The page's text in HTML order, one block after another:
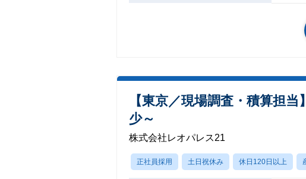
【東京／現場調査・積算担
少～
株式会社レオパレス21
正社員採用 土日祝休み 休日120日以上